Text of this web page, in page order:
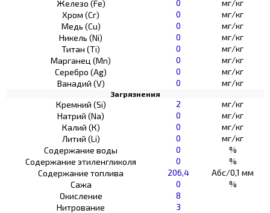
Железо (Fe)
0
мг/кг
Хром (Сг)
0
мг/кг
Медь (Cu)
0
мг/кг
Никель (Ni)
0
мг/кг
Титан (Ti)
0
мг/кг
Марганец (Mn)
0
мг/кг
Серебро (Ag)
0
мг/кг
Ванадий (V)
0 мг/кг
Загрязнения
Кремний (Si) 2
мг/кг
Натрий (Na)
0
мг/кг
Калий (К)
0
мг/кг
Литий (Li)
0
мг/кг
Содержание воды
0
%
Содержание этиленгликоля
0
%
Содержание топлива
206,4
Абс/0,1 мм
Сажа
0
%
Окисление
8
Нитрование
3